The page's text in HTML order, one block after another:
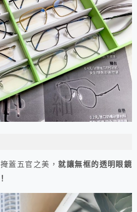
蓋五官之美，就讓無框的透明眼鏡